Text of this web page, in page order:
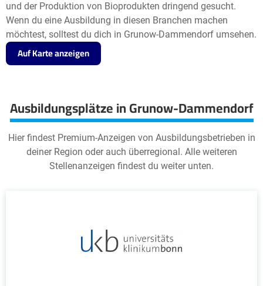
und der Produktion von Bioprodukten dringend gesucht.
Wenn du eine Ausbildung in diesen Branchen machen
möchtest, solltest du dich in Grunow-Dammendorf umsehen.
Auf Karte anzeigen
Ausbildungsplätze in Grunow-Dammendorf
Hier findest Premium-Anzeigen von Ausbildungsbetrieben in
deiner Region oder auch überregional. Alle weiteren
Stellenanzeigen findest du weiter unten.